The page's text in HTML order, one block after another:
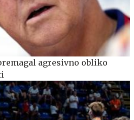
agresivno obliko